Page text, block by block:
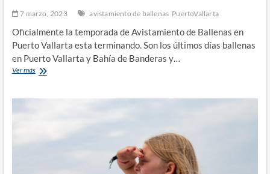
7 marzo, 2023 avistamiento de ballenas PuertoVallarta
Oficialmente la temporada de Avistamiento de Ballenas en
Puerto Vallarta esta terminando. Son los últimos días ballenas
en Puerto Vallarta y Bahía de Banderas y…
Ver más¡Aún
a